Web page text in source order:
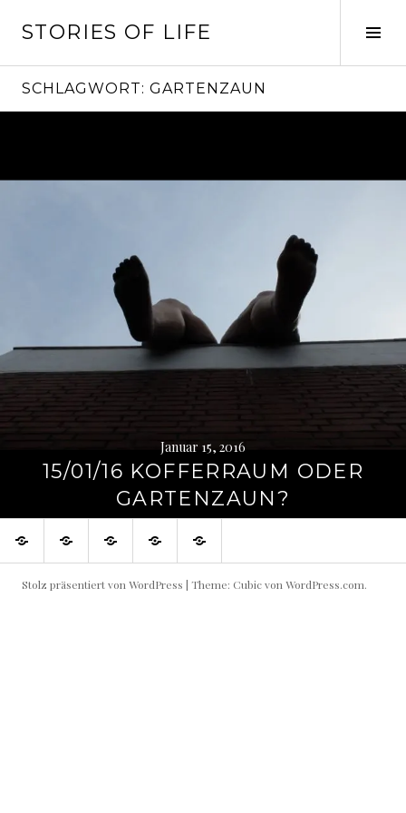
zumSTORIES OF LIFE
SCHLAGWORT: GARTENZAUN
Januar 15, 2016
15/01/16 KOFFERRAUM ODER
GARTENZAUN?
Blog Geschichten
PortraitsProjekteAbout
Stolz präsentiert von WordPress | Theme: Cubic von WordPress.com.